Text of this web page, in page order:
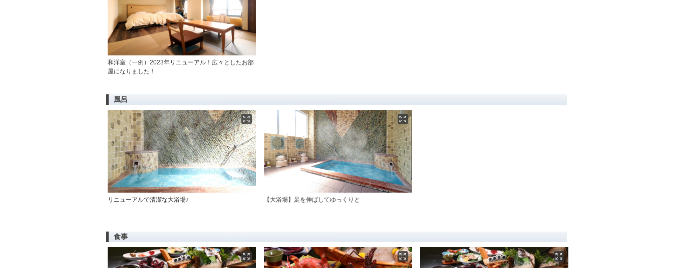
和洋室（一例）2023年リニューアル！広々としたお部
屋になりました！
風呂
リニューアルで清潔な大浴場♪ 【大浴場】足を伸ばしてゆっくりと
食事